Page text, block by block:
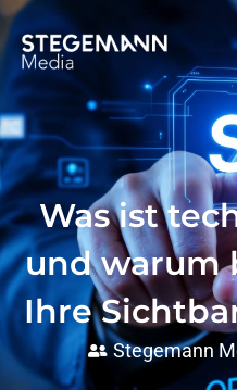
Was ist
und warum
Ihre
Stegemann